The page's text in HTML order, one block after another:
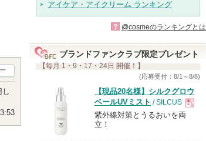
アイケア・アイクリーム ランキング
? @cosmeのランキングとは
ブランドファンクラブ限定プレゼント
【毎月 1・9・17・24日 開催！】
(応募受付：8/1～8/8)
【現品20名様】シルクグロウ
ベールUVミスト / SILCUS
現
紫外線対策とうるおいを両
立！